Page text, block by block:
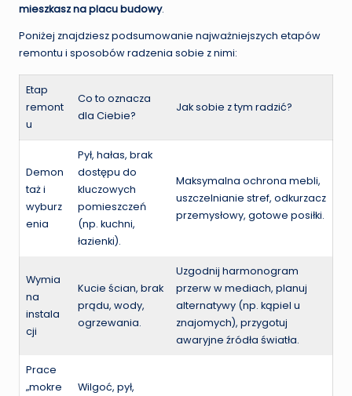
mieszkasz na placu budowy.
Poniżej znajdziesz podsumowanie najważniejszych etapów
remontu i sposobów radzenia sobie z nimi:
Etap
remont
u
Co to oznacza
dla Ciebie?
Jak sobie z tym radzić?
Demon
taż i
wyburz
enia
Pył, hałas, brak
dostępu do
kluczowych
pomieszczeń
(np. kuchni,
łazienki).
Maksymalna ochrona mebli,
uszczelnianie stref, odkurzacz
przemysłowy, gotowe posiłki.
Wymia
na
instala
cji
Kucie ścian, brak
prądu, wody,
ogrzewania.
Uzgodnij harmonogram
przerw w mediach, planuj
alternatywy (np. kąpiel u
znajomych), przygotuj
awaryjne źródła światła.
Prace
„mokre
Wilgoć, pył,